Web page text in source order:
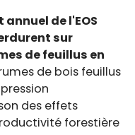
de l'EOS
sur
de feuillus en
de bois feuillus
des effets
forestière